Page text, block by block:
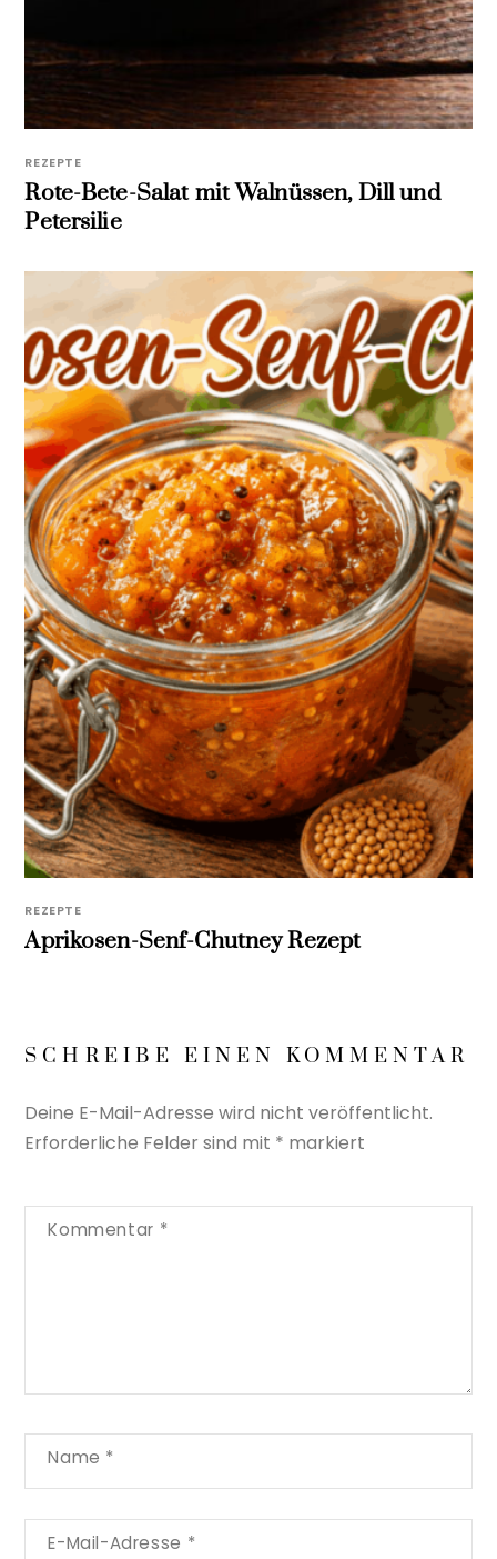
REZEPTE
Rote-Bete-Salat mit Walnüssen, Dill und
Petersilie
REZEPTE
Aprikosen-Senf-Chutney Rezept
SCHREIBE EINEN KOMMENTAR
Deine E-Mail-Adresse wird nicht veröffentlicht.
Erforderliche Felder sind mit * markiert
Kommentar *
Name *
E-Mail-Adresse *